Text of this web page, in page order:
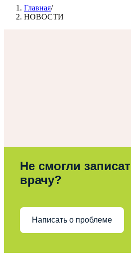
Строка
Главная/
НОВОСТИ
Не смогли
врачу?
Написать о проблеме